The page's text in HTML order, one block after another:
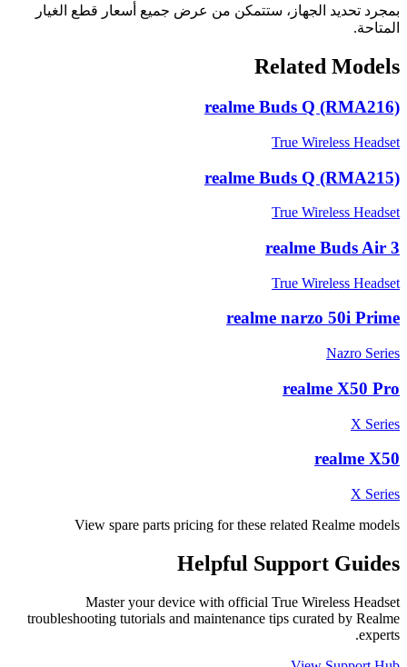
بمجرد تحديد الجهاز، ستتمكن من عرض جميع أسعار قطع الغيار
المتاحة.
Related Models
realme Buds Q (RMA216)
True Wireless Headset
realme Buds Q (RMA215)
True Wireless Headset
realme Buds Air 3
True Wireless Headset
realme narzo 50i Prime
Nazro Series
realme X50 Pro
X Series
realme X50
X Series
View spare parts pricing for these related Realme models
Helpful Support Guides
Master your device with official True Wireless Headset
troubleshooting tutorials and maintenance tips curated by Realme
experts.